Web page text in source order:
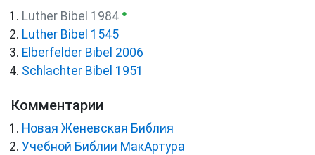
Luther Bibel 1984 ●
Luther Bibel 1545
Elberfelder Bibel 2006
Schlachter Bibel 1951
Комментарии
Новая Женевская Библия
Учебной Библии МакАртура